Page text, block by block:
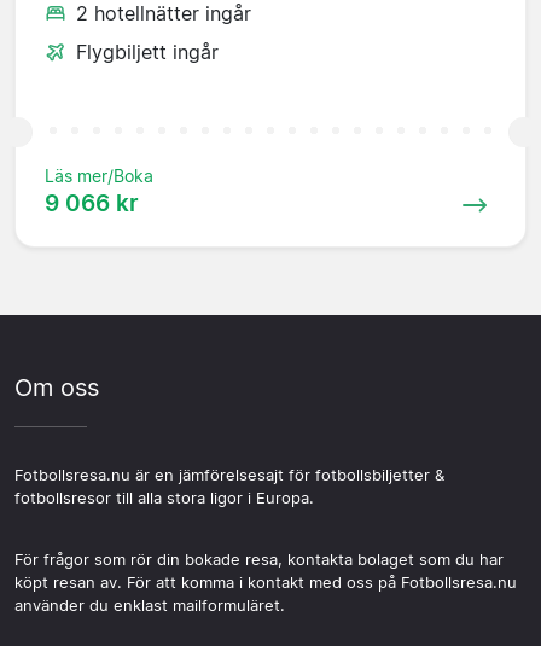
2 hotellnätter ingår
Flygbiljett ingår
Läs mer/Boka
9 066 kr
Om oss
Fotbollsresa.nu är en jämförelsesajt för fotbollsbiljetter &
fotbollsresor till alla stora ligor i Europa.
För frågor som rör din bokade resa, kontakta bolaget som du har
köpt resan av. För att komma i kontakt med oss på Fotbollsresa.nu
använder du enklast mailformuläret.